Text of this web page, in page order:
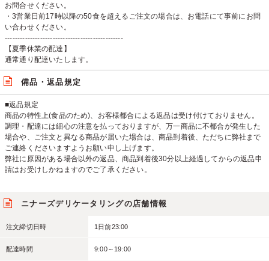
お問合せください。
・3営業日前17時以降の50食を超えるご注文の場合は、お電話にて事前にお問
い合わせください。
-----------------------------------------------
【夏季休業の配達】
通常通り配達いたします。
備品・返品規定
■返品規定
商品の特性上(食品のため)、お客様都合による返品は受け付けておりません。
調理・配達には細心の注意を払っておりますが、万一商品に不都合が発生した
場合や、ご注文と異なる商品が届いた場合は、商品到着後、ただちに弊社まで
ご連絡くださいますようお願い申し上げます。
弊社に原因がある場合以外の返品、商品到着後30分以上経過してからの返品申
請はお受けしかねますのでご了承ください。
ニナーズデリケータリングの店舗情報
注文締切日時 1日前23:00
配達時間 9:00～19:00